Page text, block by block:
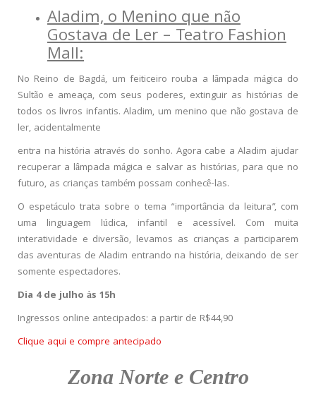
Aladim, o Menino que não
Gostava de Ler – Teatro Fashion
Mall:
No Reino de Bagdá, um feiticeiro rouba a lâmpada mágica do
Sultão e ameaça, com seus poderes, extinguir as histórias de
todos os livros infantis. Aladim, um menino que não gostava de
ler, acidentalmente
entra na história através do sonho. Agora cabe a Aladim ajudar
recuperar a lâmpada mágica e salvar as histórias, para que no
futuro, as crianças também possam conhecê-las.
O espetáculo trata sobre o tema “importância da leitura”, com
uma linguagem lúdica, infantil e acessível. Com muita
interatividade e diversão, levamos as crianças a participarem
das aventuras de Aladim entrando na história, deixando de ser
somente espectadores.
Dia 4 de julho às 15h
Ingressos online antecipados: a partir de R$44,90
Clique aqui e compre antecipado
Zona Norte e Centro